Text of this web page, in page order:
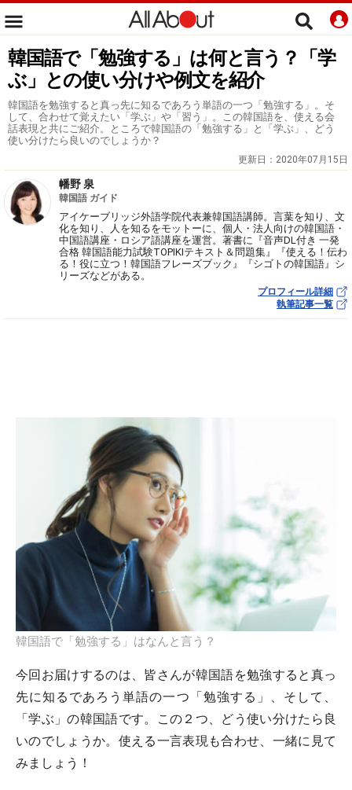
韓国語で「勉強する」は何と言う？「学
ぶ」との使い分けや例文を紹介
韓国語を勉強すると真っ先に知るであろう単語の一つ「勉強する」。そ
して、合わせて覚えたい「学ぶ」や「習う」。この韓国語を、使える会
話表現と共にご紹介。ところで韓国語の「勉強する」と「学ぶ」、どう
使い分けたら良いのでしょうか？
更新日： 2020年07月15日
幡野 泉
韓国語 ガイド
アイケーブリッジ外語学院代表兼韓国語講師。言葉を知り、文
化を知り、人を知るをモットーに、個人・法人向けの韓国語・
中国語講座・ロシア語講座を運営。著書に『音声DL付き 一発
合格 韓国語能力試験TOPIKⅠテキスト＆問題集』『使える！伝わ
る！役に立つ！韓国語フレーズブック』『シゴトの韓国語』シ
リーズなどがある。
プロフィール詳細
執筆記事一覧
韓国語で「勉強する」はなんと言う？
今回お届けするのは、皆さんが韓国語を勉強すると真っ
先に知るであろう単語の一つ「勉強する」、そして、
「学ぶ」の韓国語です。この２つ、どう使い分けたら良
いのでしょうか。使える一言表現も合わせ、一緒に見て
みましょう！